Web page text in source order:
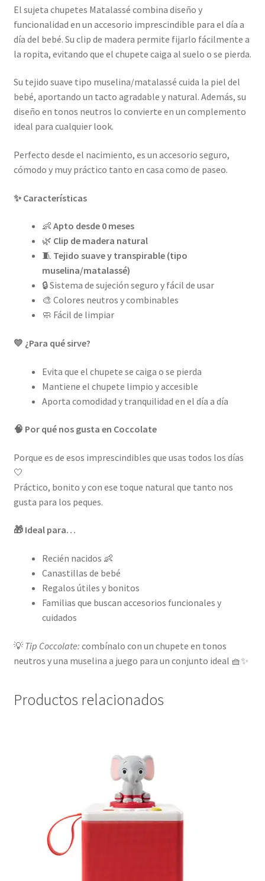
El sujeta chupetes Matalassé combina diseño y
funcionalidad en un accesorio imprescindible para el día a
día del bebé. Su clip de madera permite fijarlo fácilmente a
la ropita, evitando que el chupete caiga al suelo o se pierda.
Su tejido suave tipo muselina/matalassé cuida la piel del
bebé, aportando un tacto agradable y natural. Además, su
diseño en tonos neutros lo convierte en un complemento
ideal para cualquier look.
Perfecto desde el nacimiento, es un accesorio seguro,
cómodo y muy práctico tanto en casa como de paseo.
✨ Características
👶 Apto desde 0 meses
🌿 Clip de madera natural
🧵 Tejido suave y transpirable (tipo
muselina/matalassé)
🔒 Sistema de sujeción seguro y fácil de usar
🎨 Colores neutros y combinables
🧼 Fácil de limpiar
💛 ¿Para qué sirve?
Evita que el chupete se caiga o se pierda
Mantiene el chupete limpio y accesible
Aporta comodidad y tranquilidad en el día a día
🧠 Por qué nos gusta en Coccolate
Porque es de esos imprescindibles que usas todos los días
🤍
Práctico, bonito y con ese toque natural que tanto nos
gusta para los peques.
🎁 Ideal para…
Recién nacidos 👶
Canastillas de bebé
Regalos útiles y bonitos
Familias que buscan accesorios funcionales y
cuidados
💡 Tip Coccolate: combínalo con un chupete en tonos
neutros y una muselina a juego para un conjunto ideal 🧺✨
Productos relacionados